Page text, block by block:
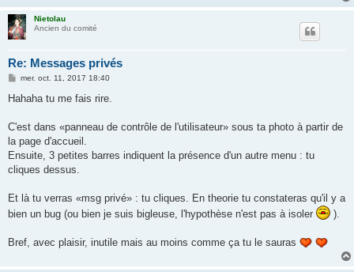
Nietolau
Ancien du comité
Re: Messages privés
M
s
g
mer. oct. 11, 2017 18:40
Hahaha tu me fais rire.
C'est dans «panneau de contrôle de l'utilisateur» sous ta photo à partir de
la page d'accueil.
Ensuite, 3 petites barres indiquent la présence d'un autre menu : tu
cliques dessus.
Et là tu verras «msg privé» : tu cliques. En theorie tu constateras qu'il y a
bien un bug (ou bien je suis bigleuse, l'hypothèse n'est pas à isoler
).
Bref, avec plaisir, inutile mais au moins comme ça tu le sauras